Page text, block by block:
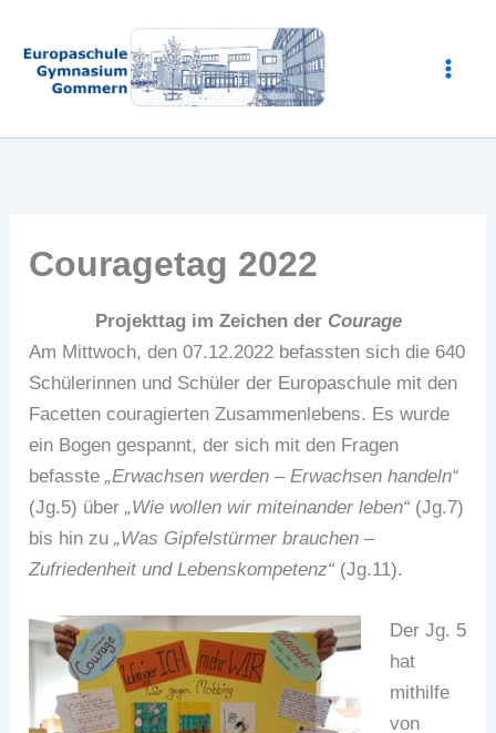
Inhalt
springen
Couragetag 2022
Projekttag im Zeichen der Courage
Am Mittwoch, den 07.12.2022 befassten sich die 640
Schülerinnen und Schüler der Europaschule mit den
Facetten couragierten Zusammenlebens. Es wurde
ein Bogen gespannt, der sich mit den Fragen
befasste„Erwachsen werden – Erwachsen handeln“
(Jg.5) über„Wie wollen wir miteinander leben“ (Jg.7)
bis hin zu„Was Gipfelstürmer brauchen –
Zufriedenheit und Lebenskompetenz“ (Jg.11).
Der Jg. 5
hat
mithilfe
von